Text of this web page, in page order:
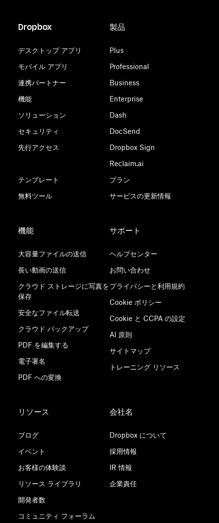
Dropbox
デスクトップ アプリ
モバイル アプリ
連携パートナー
機能
ソリューション
セキュリティ
先行アクセス
テンプレート
無料ツール
製品
Plus
Professional
Business
Enterprise
Dash
DocSend
Dropbox Sign
Reclaim.ai
プラン
サービスの更新情報
機能
大容量ファイルの送信
長い動画の送信
クラウド ストレージに写真を
保存
安全なファイル転送
クラウド バックアップ
PDF を編集する
電子署名
PDF への変換
サポート
ヘルプセンター
お問い合わせ
プライバシーと利用規約
Cookie ポリシー
Cookie と CCPA の設定
AI 原則
サイトマップ
トレーニング リソース
リソース
ブログ
イベント
お客様の体験談
リソース ライブラリ
開発者数
コミュニティ フォーラム
会社名
Dropbox について
採用情報
IR 情報
企業責任